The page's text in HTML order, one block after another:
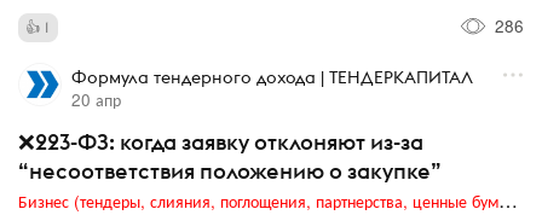
1 286
Формула тендерного дохода | ТЕНДЕРКАПИТАЛ
20 апр
❌223-ФЗ: когда заявку отклоняют из-за
“несоответствия положению о закупке”
Бизнес (тендеры, слияния, поглощения, партнерства, ценные бумаги, акционеры, финансы и отчетность)